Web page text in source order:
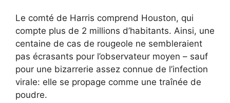
Le comté de Harris comprend Houston, qui
compte plus de 2 millions d’habitants. Ainsi, une
centaine de cas de rougeole ne sembleraient
pas écrasants pour l’observateur moyen – sauf
pour une bizarrerie assez connue de l’infection
virale: elle se propage comme une traînée de
poudre.